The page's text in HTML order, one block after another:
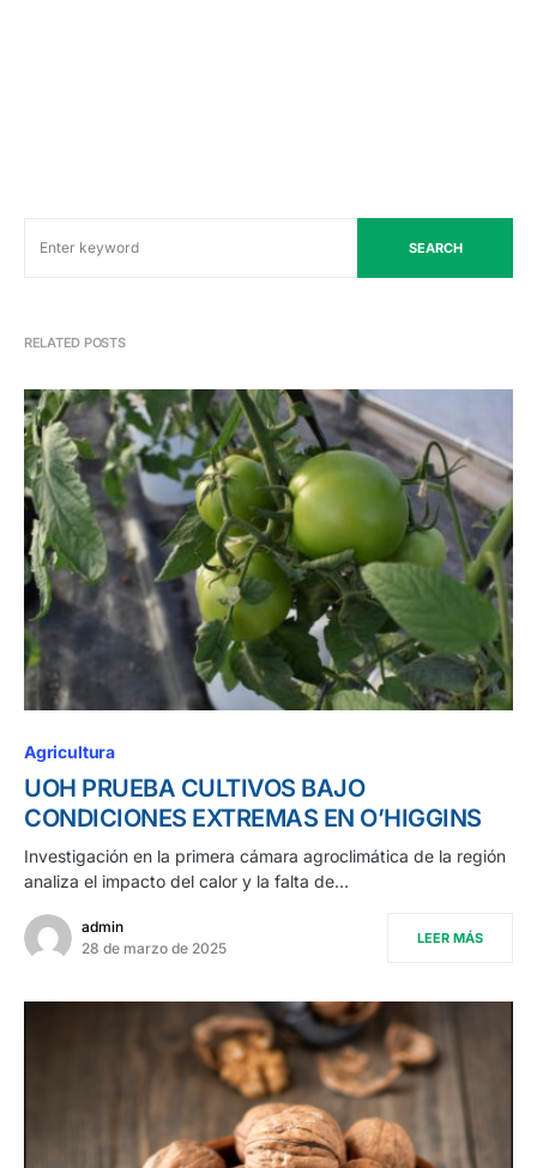
SEARCH
RELATED POSTS
Agricultura
UOH PRUEBA CULTIVOS BAJO
CONDICIONES EXTREMAS EN O’HIGGINS
Investigación en la primera cámara agroclimática de la región
analiza el impacto del calor y la falta de…
admin
28 de marzo de 2025
LEER MÁS